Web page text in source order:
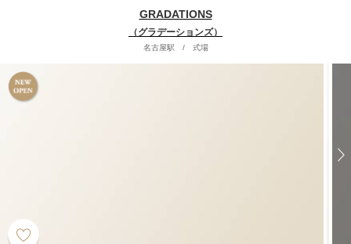
GRADATIONS
（グラデーションズ）
名古屋駅 / 式場